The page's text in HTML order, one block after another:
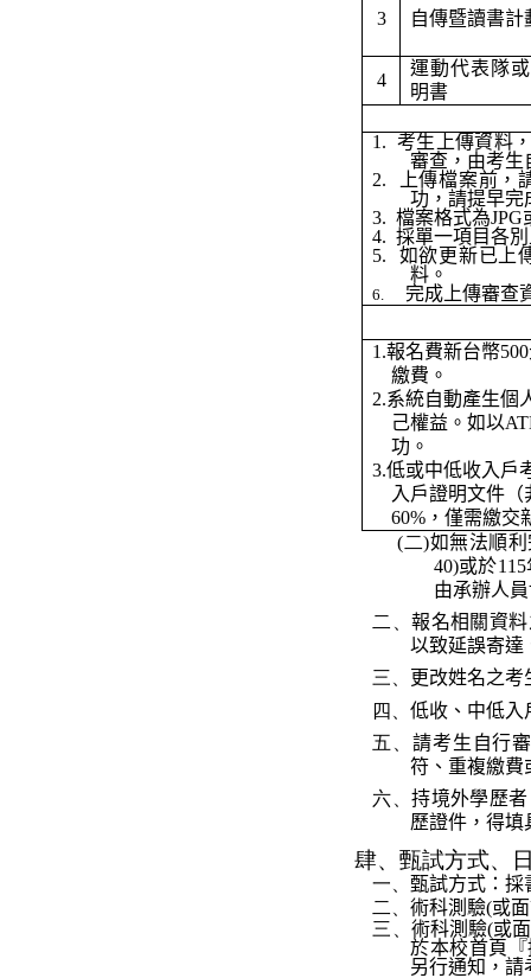
3 自傳暨讀書計
4
運動代表隊
明書
1. 考生上傳資料
審查，由考生
2.
上傳檔案前
功，請提早完
3. 檔案格式為JPG
4. 採單一項目各
5.
如欲更新已上
料。
6. 完成上傳審查
1.報名費新台幣500
繳費。
2.系統自動產生個
己權益。如以
功。
3.低或中低收入戶
入戶證明文件
60%，僅需繳交
(二)如無法順
40)或於115
由承辦人
二、報名相關資
以致延誤寄達
三、 更改姓名之
四、低收、中低入
五、請考生自行
符、重複繳費
六、持境外學歷
歷證件，得填
肆、 甄試方式、
一、 甄試方式：採
二、術科測驗(或
三、 術科測驗(或
於本校首頁『
另行通知，請